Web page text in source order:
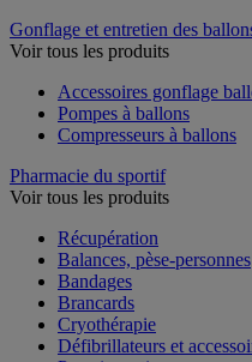
Gonflage et entretien des
Voir tous les produits
Accessoires gonflage
Pompes à ballons
Compresseurs à ballons
Pharmacie du sportif
Voir tous les produits
Récupération
Balances, pèse-personnes
Bandages
Brancards
Cryothérapie
Défibrillateurs et